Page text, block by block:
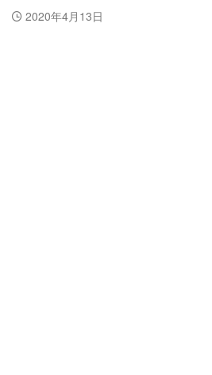
2020年4月13日